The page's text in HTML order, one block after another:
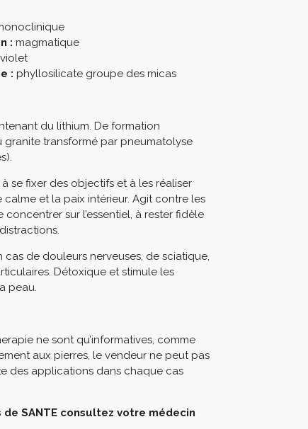
: magmatique
: phyllosilicate groupe des micas
du lithium. De formation
transformé par pneumatolyse
se fixer des objectifs et à les réaliser
et la paix intérieur. Agit contre les
sur l’essentiel, à rester fidèle
cas de douleurs nerveuses, de sciatique,
Détoxique et stimule les
peau.
ne sont qu’informatives, comme
aux pierres, le vendeur ne peut pas
des applications dans chaque cas
SANTE consultez votre médecin